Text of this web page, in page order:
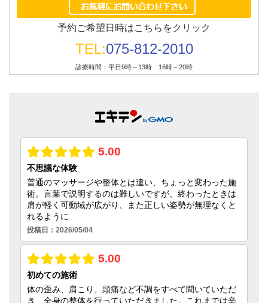
予約ご希望日時はこちらをクリック
TEL:075-812-2010
診療時間：平日9時～13時 16時～20時